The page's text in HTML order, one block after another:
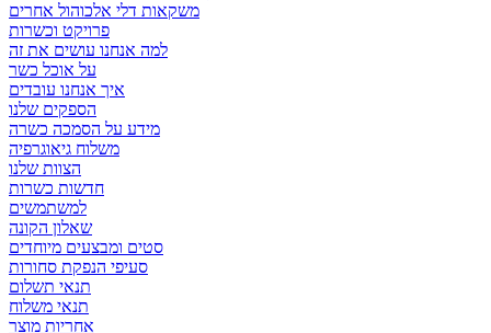
משקאות דלי אלכוהול אחרים
פרויקט וכשרות
למה אנחנו עושים את זה
על אוכל כשר
איך אנחנו עובדים
הספקים שלנו
מידע על הסמכה כשרה
משלוח גיאוגרפיה
הצוות שלנו
חדשות כשרות
למשתמשים
שאלון הקונה
סטים ומבצעים מיוחדים
סעיפי הנפקת סחורות
תנאי תשלום
תנאי משלוח
אחריות מוצר